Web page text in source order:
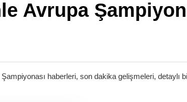
Avrupa
haberleri, son dakika gelişmeleri,